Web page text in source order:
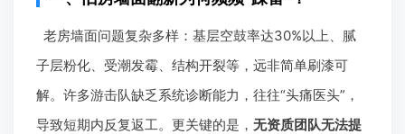
老房墙面问题复杂多样：基层空鼓率达30%以上、腻
子层粉化、受潮发霉、结构开裂等，远非简单刷漆可
解。许多游击队缺乏系统诊断能力，往往“头痛医头”，
导致短期内反复返工。更关键的是， 无资质团队无法提